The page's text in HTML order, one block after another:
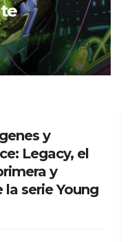
y
Legacy, el
y
serie Young